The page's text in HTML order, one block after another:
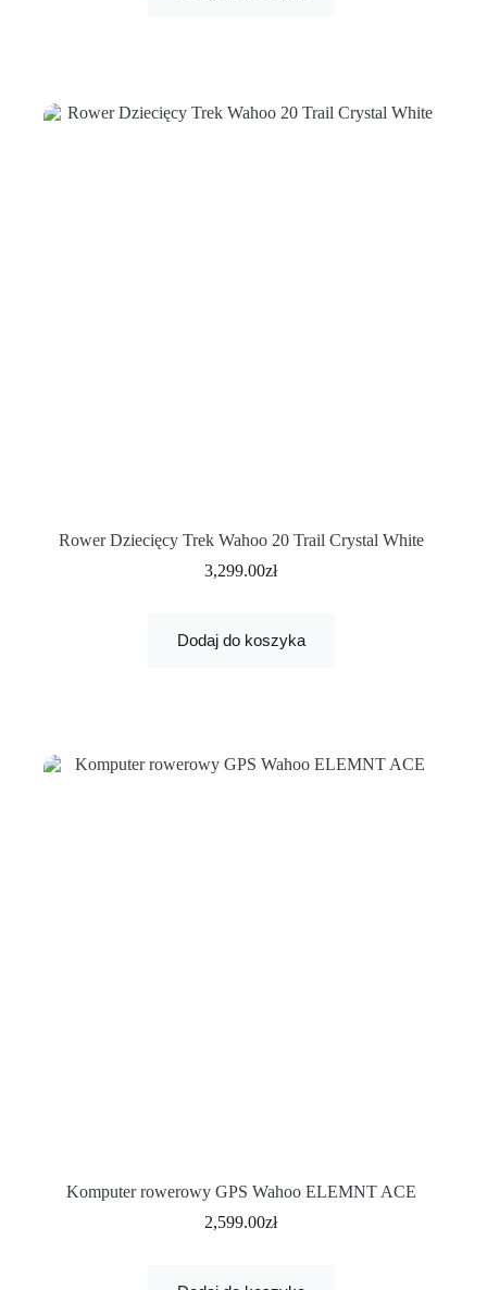
Rower Dziecięcy Trek Wahoo 20 Trail Crystal White
3,299.00zł
Dodaj do koszyka
Komputer rowerowy GPS Wahoo ELEMNT ACE
2,599.00zł